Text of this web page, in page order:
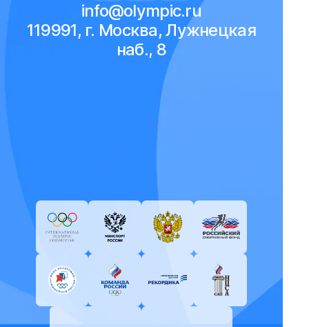
info@olympic.ru
119991, г. Москва, Лужнецкая
наб., 8